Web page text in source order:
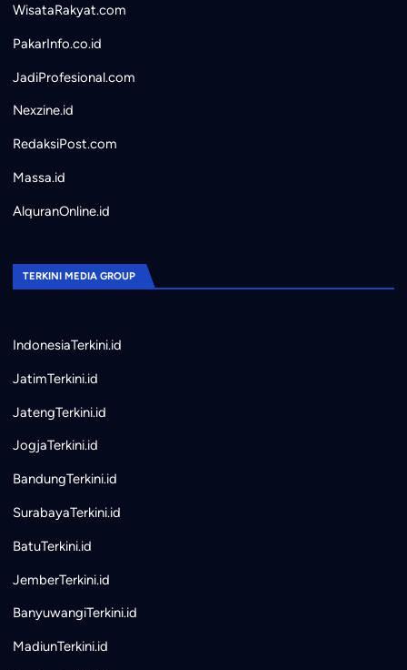
WisataRakyat.com
PakarInfo.co.id
JadiProfesional.com
Nexzine.id
RedaksiPost.com
Massa.id
AlquranOnline.id
TERKINI MEDIA GROUP
IndonesiaTerkini.id
JatimTerkini.id
JatengTerkini.id
JogjaTerkini.id
BandungTerkini.id
SurabayaTerkini.id
BatuTerkini.id
JemberTerkini.id
BanyuwangiTerkini.id
MadiunTerkini.id